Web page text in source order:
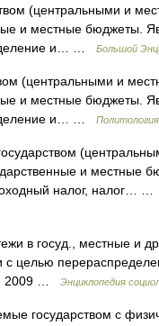
(центральными и
и местные бюджеты.
и… …
Большой
(центральными и
и местные бюджеты.
и… …
и местные
налог, налог… …
в госуд., местные и
целью
2009 …
Энциклопедия
государством с